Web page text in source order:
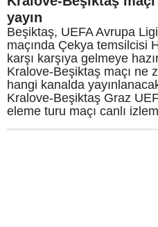
yayın
Beşiktaş, UEFA Avrupa
maçında Çekya temsilcisi
karşı karşıya gelmeye
Kralove-Beşiktaş maçı ne
hangi kanalda
Kralove-Beşiktaş Graz
eleme turu maçı canlı